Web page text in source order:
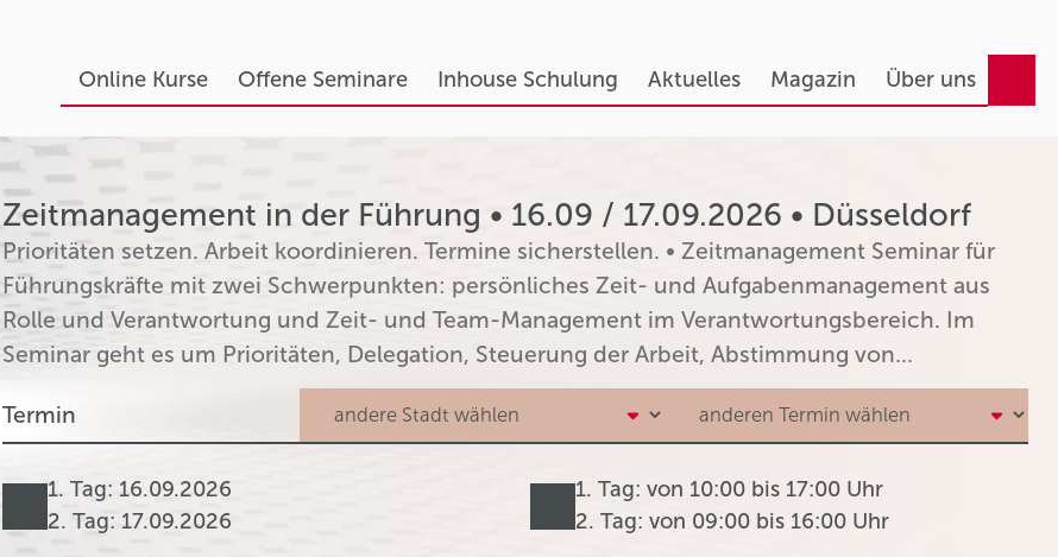
Online Kurse Offene Seminare Inhouse Schulung Aktuelles Magazin Über uns
Zeitmanagement in der Führung • 16.09 / 17.09.2026 • Düsseldorf
Prioritäten setzen. Arbeit koordinieren. Termine sicherstellen. • Zeitmanagement Seminar für
Führungskräfte mit zwei Schwerpunkten: persönliches Zeit- und Aufgabenmanagement aus
Rolle und Verantwortung und Zeit- und Team-Management im Verantwortungsbereich. Im
Seminar geht es um Prioritäten, Delegation, Steuerung der Arbeit, Abstimmung von...
Termin
1. Tag: 16.09.2026
2. Tag: 17.09.2026
1. Tag: von 10:00 bis 17:00 Uhr
2. Tag: von 09:00 bis 16:00 Uhr